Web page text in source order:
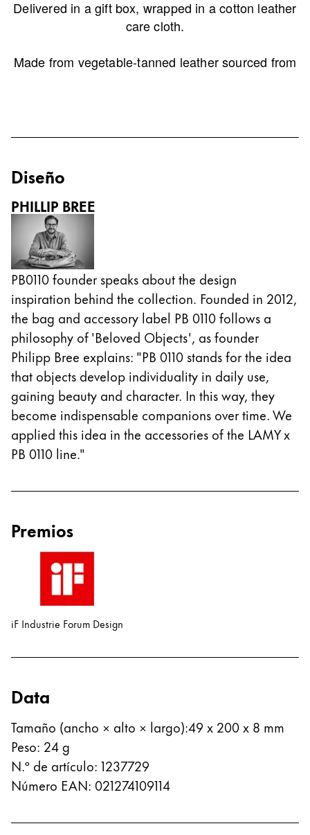
Esta región contiene una lista de países con los
Brazil
español
África
Esta región contiene una lista de países con los
South Africa
English
Asia-Pacífico
Esta región contiene una lista de países con los
Australia
English
China
中文
South Korea
한국어
New Zealand
English
Philippines
Singapore
English
中文
Thailand
Tiếng Việt
Cambodia
EnglishKhmer
Malaysia
English
Oriente Medio
Delivered in a gift box, wrapped in a cotton leather
care cloth.
Made from vegetable-tanned leather sourced from
Diseño
PHILLIP BREE
PB0110 founder speaks about the design
inspiration behind the collection. Founded in 2012,
the bag and accessory label PB 0110 follows a
philosophy of 'Beloved Objects', as founder
Philipp Bree explains: "PB 0110 stands for the idea
that objects develop individuality in daily use,
gaining beauty and character. In this way, they
become indispensable companions over time. We
applied this idea in the accessories of the LAMY x
PB 0110 line."
Premios
iF Industrie Forum Design
Data
Tamaño (ancho × alto × largo):49 x 200 x 8 mm
Peso: 24g
N.º de artículo: 1237729
Número EAN: 021274109114